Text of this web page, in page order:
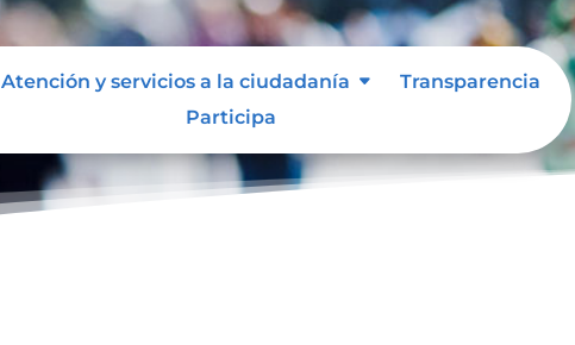
Atención y servicios a la ciudadanía
Transparencia
Participa